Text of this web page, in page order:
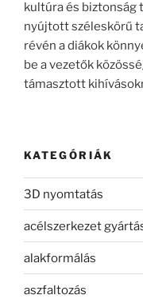
kultúra és biztonság
nyújtott széleskörű
révén a diákok
be a vezetők
támasztott
KATEGÓRIÁK
3D nyomtatás
acélszerkezet
alakformálás
aszfaltozás